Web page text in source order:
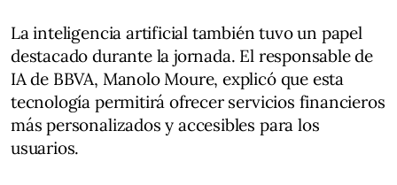
La inteligencia artificial también tuvo un papel
destacado durante la jornada. El responsable de
IA de BBVA, Manolo Moure, explicó que esta
tecnología permitirá ofrecer servicios financieros
más personalizados y accesibles para los
usuarios.